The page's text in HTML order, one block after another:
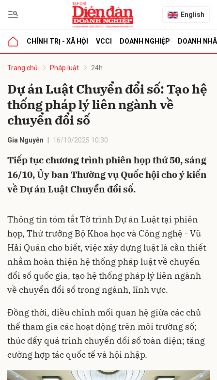
English
CHÍNH TRỊ - XÃ HỘI VCCI DOANH NGHIỆP DOANH
Trang chủ Pháp luật 24h
Dự án Luật Chuyển đổi số: Tạo hệ
thống pháp lý liên ngành về
chuyển đổi số
Gia Nguyễn 16/10/2025 10:30
Tiếp tục chương trình phiên họp thứ 50, sáng
16/10, Ủy ban Thường vụ Quốc hội cho ý kiến
về Dự án Luật Chuyển đổi số.
Thông tin tóm tắt Tờ trình Dự án Luật tại phiên
họp, Thứ trưởng Bộ Khoa học và Công nghệ - Vũ
Hải Quân cho biết, việc xây dựng luật là cần thiết
nhằm hoàn thiện hệ thống pháp luật về chuyển
đổi số quốc gia, tạo hệ thống pháp lý liên ngành
về chuyển đổi số trong ngành, lĩnh vực.
Đồng thời, điều chỉnh mối quan hệ giữa các chủ
thể tham gia các hoạt động trên môi trường số;
thúc đẩy quá trình chuyển đổi số toàn diện; tăng
cường hợp tác quốc tế và hội nhập.
luận
Hủy